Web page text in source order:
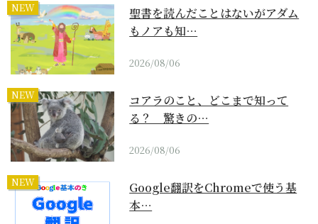
NEW
聖書を読んだことはないがアダム
もノアも知…
2026/08/06
NEW
コアラのこと、どこまで知って
る？ 驚きの…
2026/08/06
NEW
Google翻訳をChromeで使う基
本…